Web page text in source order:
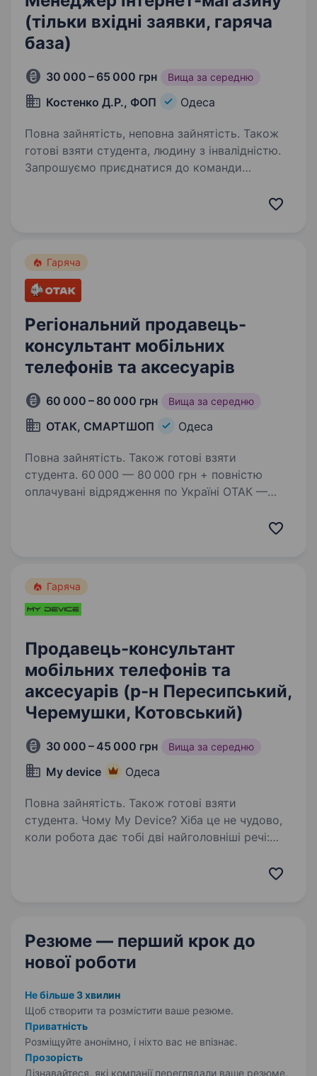
(тільки вхідні заявки, гаряча
база)
30 000 – 65 000 грн Вища за середню
Костенко Д.Р., ФОП Одеса
Повна зайнятість, неповна зайнятість. Також
готові взяти студента, людину з інвалідністю.
Запрошуємо приєднатися до команди
Гаряча
Регіональний продавець-
консультант мобільних
телефонів та аксесуарів
60 000 – 80 000 грн Вища за середню
ОТАК, СМАРТШОП Одеса
Повна зайнятість. Також готові взяти
студента. 60 000 — 80 000 грн + повністю
оплачувані відрядження по Україні ОТАК —
заробляти, подорожувати та будувати кар'єру
Гаряча
Продавець-консультант
мобільних телефонів та
аксесуарів (р-н Пересипський,
Черемушки, Котовський)
30 000 – 45 000 грн Вища за середню
My device Одеса
Повна зайнятість. Також готові взяти
студента. Чому My Device? Хіба це не чудово,
коли робота дає тобі дві найголовніші речі:
Резюме — перший крок до
нової роботи
Не більше 3 хвилин
Щоб створити та розмістити ваше резюме.
Приватність
Розміщуйте анонімно, і ніхто вас не впізнає.
Прозорість
Дізнавайтеся, які компанії переглядали ваше резюме.